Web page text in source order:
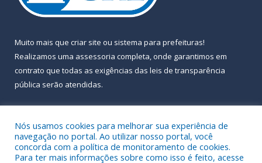
Muito mais que criar site ou sistema para prefeituras!
Realizamos uma assessoria completa, onde garantimos em
contrato que todas as exigências das leis de transparência
pública serão atendidas.
Nós usamos cookies para melhorar sua experiência de
navegação no portal. Ao utilizar nosso portal, você
concorda com a política de monitoramento de cookies.
Para ter mais informações sobre como isso é feito, acesse